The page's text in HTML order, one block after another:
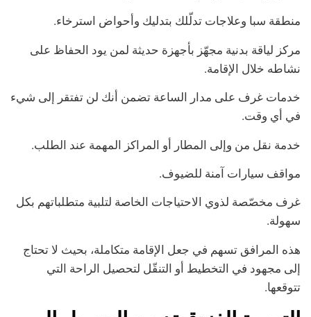
منطقة سبا وعلاجات تدلّلك بتدليك وأحواض استرخاء.
مركز لياقة بدنية مجهّز بأجهزة حديثة لمن يود الحفاظ على
نشاطه خلال الإقامة.
خدمات غرف على مدار الساعة تضمن أنك لن تفتقر إلى شيء
في أي وقت.
خدمة نقل من وإلى المطار أو المراكز المهمة عند الطلب.
مواقف سيارات آمنة للضيوف.
غرف مخصّصة لذوي الاحتياجات الخاصة لتلبية متطلباتهم بكل
سهولة.
هذه المرافق تسهم في جعل الإقامة متكاملة، بحيث لا تحتاج
إلى مجهود في التخطيط أو التنقّل لتحصيل الراحة التي
تتوقعها.